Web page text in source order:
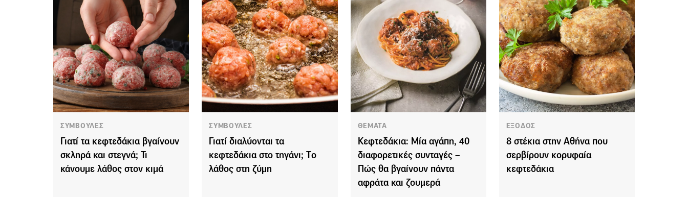
ΣΥΜΒΟΥΛΕΣ
Γιατί τα κεφτεδάκια βγαίνουν
σκληρά και στεγνά; Τι
κάνουμε λάθος στον κιμά
ΣΥΜΒΟΥΛΕΣ
Γιατί διαλύονται τα
κεφτεδάκια στο τηγάνι; Tο
λάθος στη ζύμη
ΘΕΜΑΤΑ
Κεφτεδάκια: Μία αγάπη, 40
διαφορετικές συνταγές –
Πώς θα βγαίνουν πάντα
αφράτα και ζουμερά
ΕΞΟΔΟΣ
8 στέκια στην Αθήνα που
σερβίρουν κορυφαία
κεφτεδάκια